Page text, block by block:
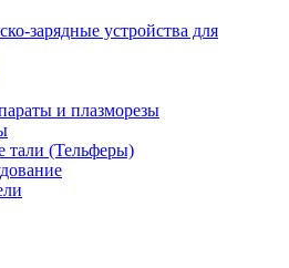
зарядные устройства для
и плазморезы
тали (Тельферы)